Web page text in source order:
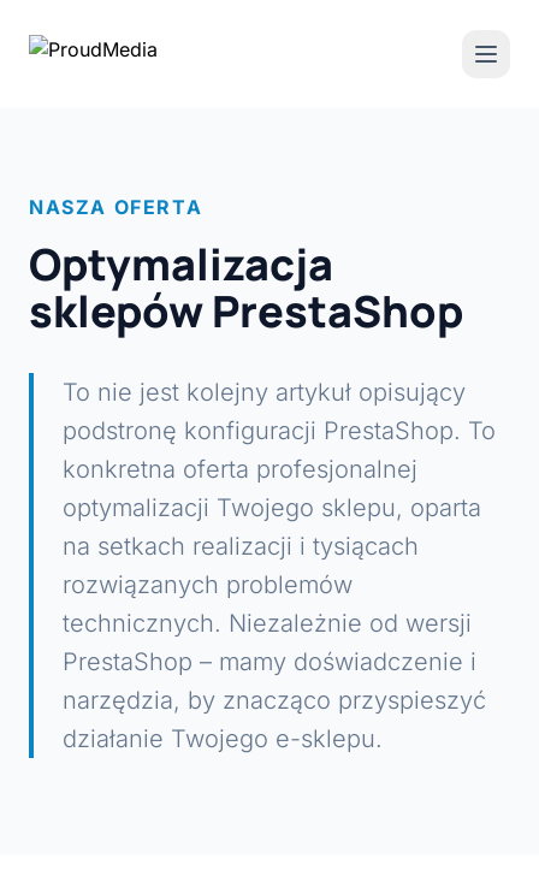
NASZA OFERTA
Optymalizacja
sklepów PrestaShop
To nie jest kolejny artykuł opisujący
podstronę konfiguracji PrestaShop. To
konkretna oferta profesjonalnej
optymalizacji Twojego sklepu, oparta
na setkach realizacji i tysiącach
rozwiązanych problemów
technicznych. Niezależnie od wersji
PrestaShop – mamy doświadczenie i
narzędzia, by znacząco przyspieszyć
działanie Twojego e-sklepu.